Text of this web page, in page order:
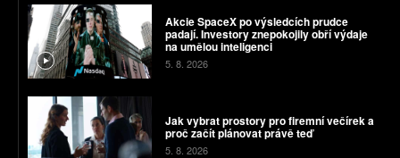
Akcie SpaceX po výsledcích prudce
padají. Investory znepokojily obří výdaje
na umělou inteligenci
5. 8. 2026
Jak vybrat prostory pro firemní večírek a
proč začít plánovat právě teď
5. 8. 2026